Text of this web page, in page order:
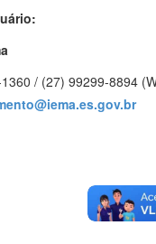
/ (27) 99299-8894